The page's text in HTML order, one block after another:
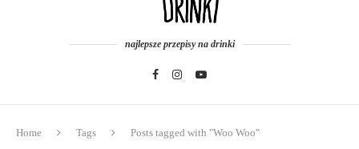
najlepsze przepisy na drinki
Home Tags Posts tagged with "Woo Woo"